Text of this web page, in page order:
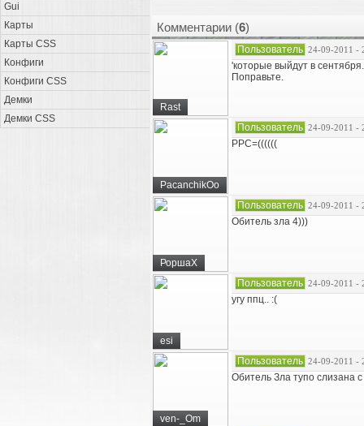
Gui
Карты
Карты CSS
Конфиги
Конфиги CSS
Демки
Демки CSS
Комментарии (6)
Rast
Пользователь 24-09-2011 -
'которые выйдут в
Поправьте.
PacanchikOo
Пользователь 24-09-2011 -
PPC=((((((
РоршаХ
Пользователь 24-09-2011 -
Обитель зла 4)))
esi
Пользователь 24-09-2011 -
угу ппц.. :(
ven-_Om
Пользователь 24-09-2011 -
Обитель Зла тупо слизана